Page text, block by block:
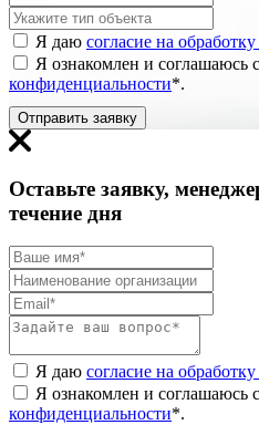
Я даю согласие на
Я ознакомлен и соглашаюсь с
конфиденциальности*.
Отправить заявку
Оставьте заявку,
течение дня
Я даю согласие на
Я ознакомлен и соглашаюсь с
конфиденциальности*.